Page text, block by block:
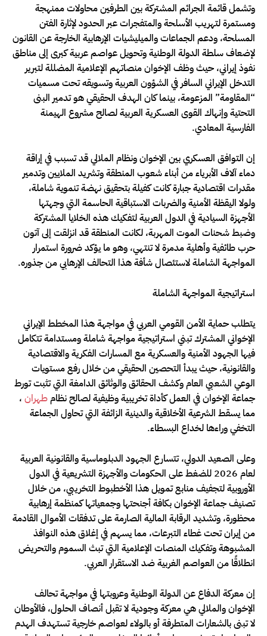
وتشمل قائمة الجرائم المشتركة بين الطرفين محاولات ممنهجة
ومستمرة لتهريب الأسلحة والمتفجرات عبر الحدود لإثارة الفتن
المسلحة، ودعم الجماعات والميليشيات الإرهابية الخارجة عن القانون
لإضعاف سلطة الدولة الوطنية وتحويل عواصم عربية كبرى إلى مناطق
نفوذ إيراني، حيث وظف الإخوان منصاتهم الإعلامية المضللة لتبرير
التدخل الإيراني السافر في الشؤون العربية وتسويقه تحت مسميات
“المقاومة” المزعومة، بينما كان الهدف الحقيقي هو تدمير البنى
التحتية وإنهاك القوى العسكرية العربية لصالح مشروع الهيمنة
الفارسية المعادي.
إن التوافق العسكري بين الإخوان ونظام الملالي قد تسبب في إراقة
دماء آلاف الأبرياء من أبناء شعوب المنطقة وتشريد الملايين وتدمير
مقدرات اقتصادية جبارة كانت كفيلة بتحقيق نهضة تنموية شاملة،
ولولا اليقظة الأمنية والضربات الاستباقية الحاسمة التي وجهتها
الأجهزة السيادية في الدول العربية لتفكيك هذه الخلايا المشتركة
وضبط شحنات الموت المهربة، لكانت المنطقة قد انزلقت إلى آتون
حرب طائفية وأهلية مدمرة لا تنتهي، وهو ما يؤكد ضرورة استمرار
المواجهة الشاملة لاستئصال شأفة هذا التحالف الإرهابي من جذوره.
استراتيجية المواجهة الشاملة
يتطلب حماية الأمن القومي العربي في مواجهة هذا المخطط الإيراني
الإخواني المشترك تبني استراتيجية مواجهة شاملة ومستدامة تتكامل
فيها الجهود الأمنية والعسكرية مع المسارات الفكرية والاقتصادية
والقانونية، حيث يبدأ التحصين الحقيقي من خلال رفع مستويات
الوعي الشعبي العام وكشف الحقائق والوثائق الدامغة التي تثبت تورط
جماعة الإخوان في العمل كأداة تخريبية وظيفية لصالح نظامطهران ،
مما يسقط الشرعية الأخلاقية والدينية الزائفة التي تحاول الجماعة
التخفي وراءها لخداع البسطاء.
وعلى الصعيد الدولي، تتسارع الجهود الدبلوماسية والقانونية العربية
لعام 2026 للضغط على الحكومات والأجهزة التشريعية في الدول
الأوروبية لتجفيف منابع تمويل هذا الأخطبوط التخريبي، من خلال
تصنيف جماعة الإخوان بكافة أجنحتها وجمعياتها كمنظمة إرهابية
محظورة، وتشديد الرقابة المالية الصارمة على تدفقات الأموال القادمة
من إيران تحت غطاء التبرعات، مما يسهم في إغلاق هذه النوافذ
المشبوهة وتفكيك المنصات الإعلامية التي تبث السموم والتحريض
انطلاقًا من العواصم الغربية ضد الاستقرار العربي.
إن معركة الدفاع عن الدولة الوطنية وعروبتها في مواجهة تحالف
الإخوان والملالي هي معركة وجودية لا تقبل أنصاف الحلول، فالأوطان
لا تبنى بالشعارات المتطرفة أو بالولاء لعواصم خارجية تستهدف الهدم